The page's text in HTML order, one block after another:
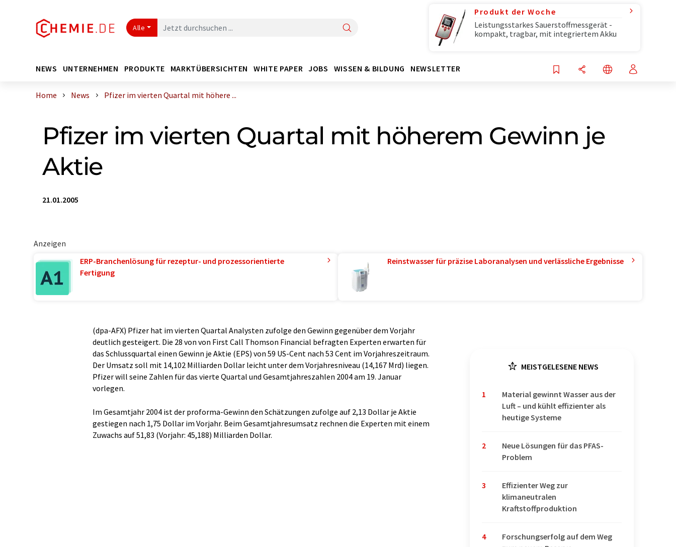
Alle
Produkt der Woche
Leistungsstarkes Sauerstoffmessgerät -
kompakt, tragbar, mit integriertem Akku
NEWS UNTERNEHMEN PRODUKTE MARKTÜBERSICHTEN WHITE PAPER JOBS WISSEN & BILDUNG NEWSLETTER
Home News Pfizer im vierten Quartal mit höhere ...
Pfizer im vierten Quartal mit höherem Gewinn je
Aktie
21.01.2005
Anzeigen
ERP-Branchenlösung für rezeptur- und prozessorientierte
Fertigung
Reinstwasser für präzise Laboranalysen und verlässliche Ergebnisse
(dpa-AFX) Pfizer hat im vierten Quartal Analysten zufolge den Gewinn gegenüber dem Vorjahr
deutlich gesteigert. Die 28 von von First Call Thomson Financial befragten Experten erwarten für
das Schlussquartal einen Gewinn je Aktie (EPS) von 59 US-Cent nach 53 Cent im Vorjahreszeitraum.
Der Umsatz soll mit 14,102 Milliarden Dollar leicht unter dem Vorjahresniveau (14,167 Mrd) liegen.
Pfizer will seine Zahlen für das vierte Quartal und Gesamtjahreszahlen 2004 am 19. Januar
vorlegen.
Im Gesamtjahr 2004 ist der proforma-Gewinn den Schätzungen zufolge auf 2,13 Dollar je Aktie
gestiegen nach 1,75 Dollar im Vorjahr. Beim Gesamtjahresumsatz rechnen die Experten mit einem
Zuwachs auf 51,83 (Vorjahr: 45,188) Milliarden Dollar.
MEISTGELESENE NEWS
1
Material gewinnt Wasser aus der
Luft – und kühlt effizienter als
heutige Systeme
2
Neue Lösungen für das PFAS-
Problem
3
Effizienter Weg zur
klimaneutralen
Kraftstoffproduktion
4
Forschungserfolg auf dem Weg